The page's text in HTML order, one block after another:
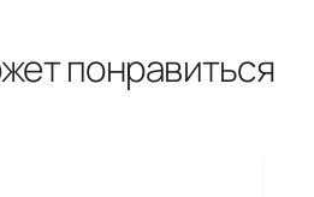
понравиться